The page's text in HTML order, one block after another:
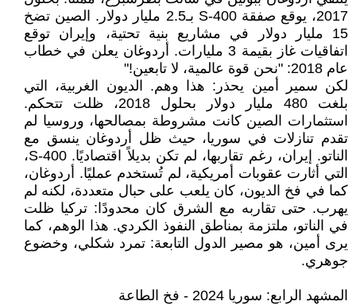
2017، يوقع صفقة S-400 بـ2.5 مليار دولار. الصين تضخ
15 مليار دولار في مشاريع بنية تحتية، وإيران توقع
اتفاقيات غاز بقيمة 3 مليارات. أردوغان يعلن في خطاب
عام 2018: "نحن قوة عالمية، لا تابعين!"
لكن سمير أمين يحذر: هذا وهم. الديون الغربية، التي
بلغت 480 مليار دولار بحلول 2018، ظلت تتحكم.
استثمارات الصين كانت مشروطة بمصالحها، وروسيا لم
تقدم تنازلات في سوريا، حيث ظل أردوغان ينسق مع
الناتو. إيران، رغم تقاربها، لم تكن بديلاً اقتصاديًا. S-400،
التي أثارت عقوبات أمريكية، لم تُستخدم عمليًا. أردوغان،
كما في فخ الديون، كان يلعب على حبال متعددة، لكنه لم
يهرب. حتى تقاربه مع الشرق كان محدودًا: تركيا ظلت
في الناتو، ملتزمة بمناطق النفوذ الكردي. هذا الوهم، كما
يرى أمين، هو مصير الدول التابعة: تمرد شكلي، وخضوع
جوهري.
المشهد الرابع: سوريا 2024 - فخ الطاعة